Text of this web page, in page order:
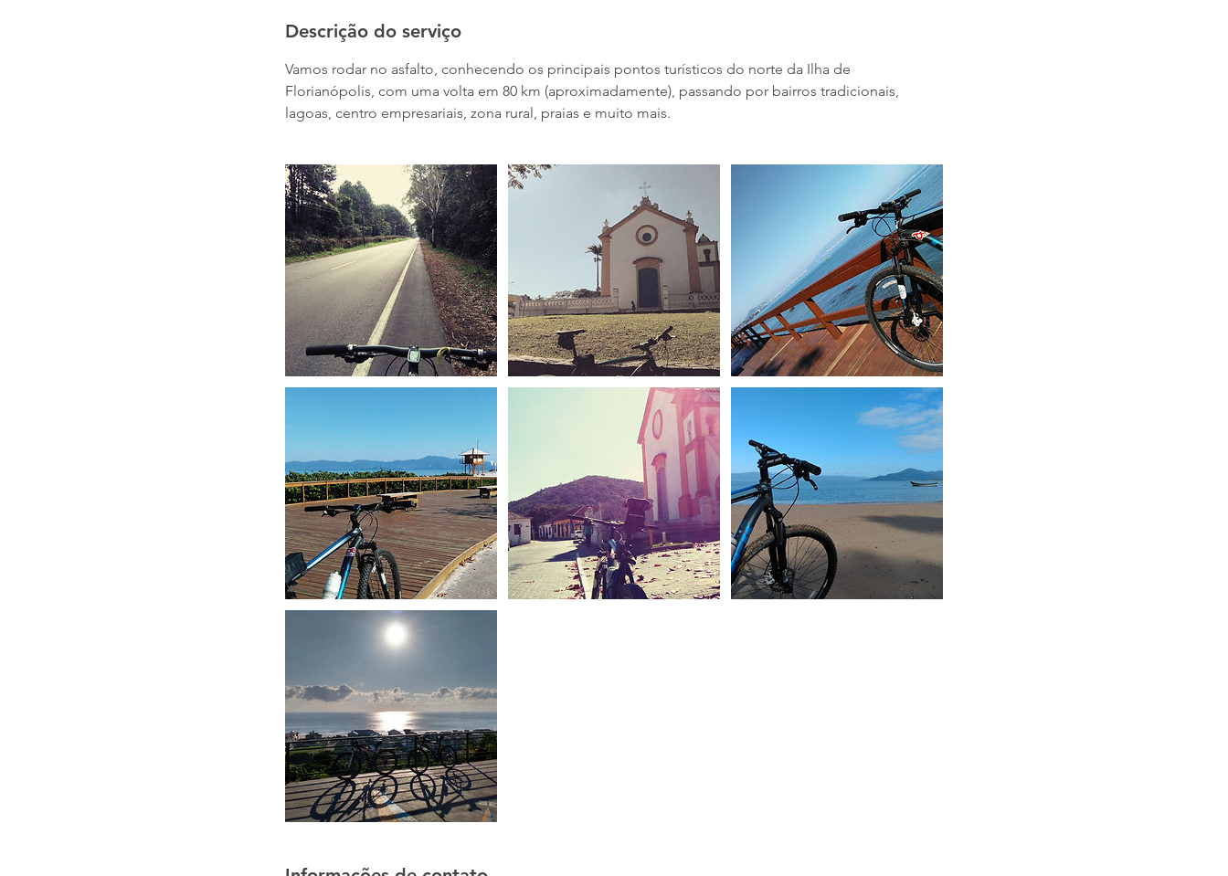
Descrição do serviço
Vamos rodar no asfalto, conhecendo os principais pontos turísticos do norte da Ilha de
Florianópolis, com uma volta em 80 km (aproximadamente), passando por bairros tradicionais,
lagoas, centro empresariais, zona rural, praias e muito mais.